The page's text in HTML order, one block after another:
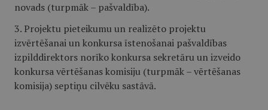
novads (turpmāk – pašvaldība).
3. Projektu pieteikumu un realizēto projektu
izvērtēšanai un konkursa īstenošanai pašvaldības
izpilddirektors norīko konkursa sekretāru un izveido
konkursa vērtēšanas komisiju (turpmāk – vērtēšanas
komisija) septiņu cilvēku sastāvā.